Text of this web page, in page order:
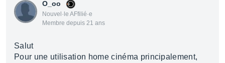
O_oo
Nouvel·le AFfilié·e
Membre depuis 21 ans
Salut
Pour une utilisation home cinéma principalement,